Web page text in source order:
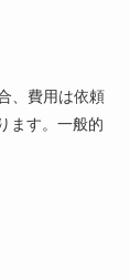
、費用は依頼
ます。一般的